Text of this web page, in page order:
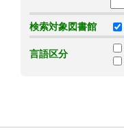
検索対象図書館
言語区分